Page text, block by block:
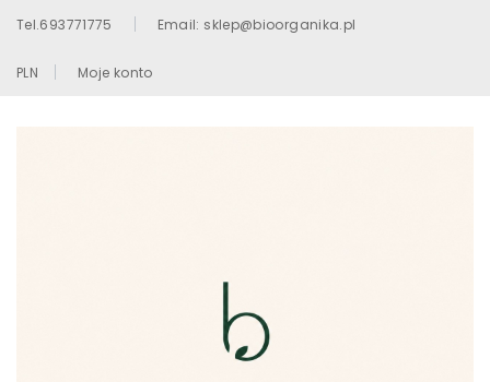
Tel.693771775 Email: sklep@bioorganika.pl
PLN Moje konto